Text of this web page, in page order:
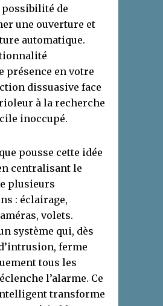
possibilité de
une ouverture et
automatique.
présence en votre
dissuasive face
à la recherche
inoccupé.
pousse cette idée
centralisant le
plusieurs
: éclairage,
volets.
système qui, dès
ferme
tous les
l’alarme. Ce
transforme